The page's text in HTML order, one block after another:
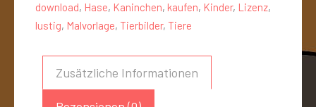
download, Hase, Kaninchen, kaufen, Kinder, Lizenz,
lustig, Malvorlage, Tierbilder, Tiere
Zusätzliche Informationen